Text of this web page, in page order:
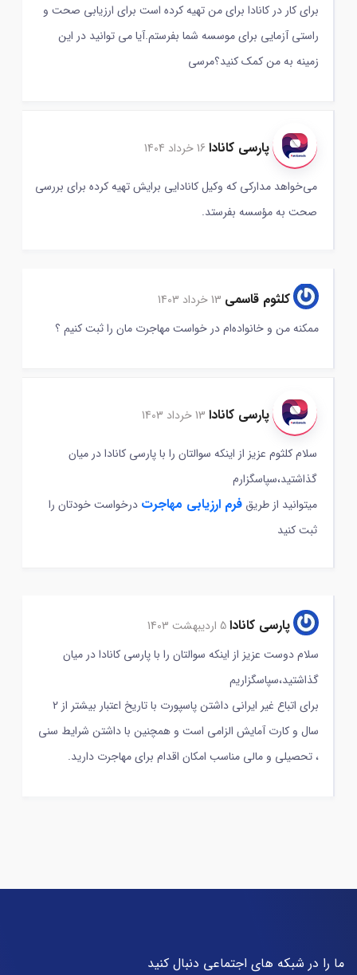
برای کار در کانادا برای من تهیه کرده است برای ارزیابی صحت و
راستی آزمایی برای موسسه شما بفرستم.آیا می توانید در این
زمینه به من کمک کنید؟مرسی
پارسی کانادا 16 خرداد 1404
می‌خواهد مدارکی که وکیل کانادایی برایش تهیه کرده برای بررسی
صحت به مؤسسه بفرستد.
کلثوم قاسمی 13 خرداد 1403
ممکنه من و خانواده‌ام در خواست مهاجرت مان را ثبت کنیم ؟
پارسی کانادا 13 خرداد 1403
سلام کلثوم عزیز از اینکه سوالتان را با پارسی کانادا در میان
گذاشتید،سپاسگزارم
میتوانید از طریق فرم ارزیابی مهاجرت درخواست خودتان را
ثبت کنید
پارسی کانادا5 اردیبهشت 1403
سلام دوست عزیز از اینکه سوالتان را با پارسی کانادا در میان
گذاشتید،سپاسگزاریم
برای اتباع غیر ایرانی داشتن پاسپورت با تاریخ اعتبار بیشتر از 2
سال و کارت آمایش الزامی است و همچنین با داشتن شرایط سنی
، تحصیلی و مالی مناسب امکان اقدام برای مهاجرت دارید.
ما را در شبکه های اجتماعی دنبال کنید